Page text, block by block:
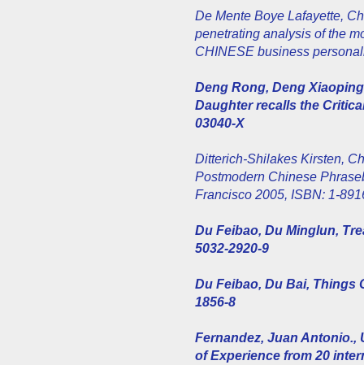
De Mente Boye Lafayette,
penetrating analysis of the
CHINESE business
Deng Rong, Deng
Daughter recalls the
03040-X
Ditterich-Shilakes Kirsten,
Postmodern Chinese
Francisco 2005, ISBN: 1-
Du Feibao, Du Minglun,
5032-2920-9
Du Feibao, Du Bai, Things
1856-8
Fernandez, Juan Antonio.,
of Experience from 20